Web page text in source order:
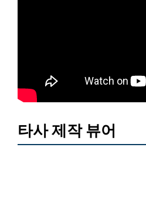
타사 제작 뷰어